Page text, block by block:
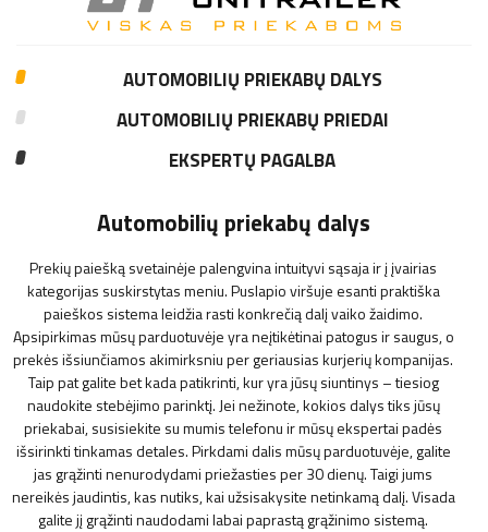
AUTOMOBILIŲ PRIEKABŲ DALYS
AUTOMOBILIŲ PRIEKABŲ PRIEDAI
EKSPERTŲ PAGALBA
Automobilių priekabų dalys
Prekių paiešką svetainėje palengvina intuityvi sąsaja ir į įvairias
kategorijas suskirstytas meniu. Puslapio viršuje esanti praktiška
paieškos sistema leidžia rasti konkrečią dalį vaiko žaidimo.
Apsipirkimas mūsų parduotuvėje yra neįtikėtinai patogus ir saugus, o
prekės išsiunčiamos akimirksniu per geriausias kurjerių kompanijas.
Taip pat galite bet kada patikrinti, kur yra jūsų siuntinys – tiesiog
naudokite stebėjimo parinktį. Jei nežinote, kokios dalys tiks jūsų
priekabai, susisiekite su mumis telefonu ir mūsų ekspertai padės
išsirinkti tinkamas detales. Pirkdami dalis mūsų parduotuvėje, galite
jas grąžinti nenurodydami priežasties per 30 dienų. Taigi jums
nereikės jaudintis, kas nutiks, kai užsisakysite netinkamą dalį. Visada
galite jį grąžinti naudodami labai paprastą grąžinimo sistemą.